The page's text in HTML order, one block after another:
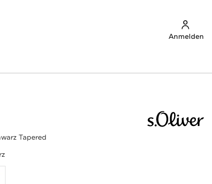
Anmelden
Tapered